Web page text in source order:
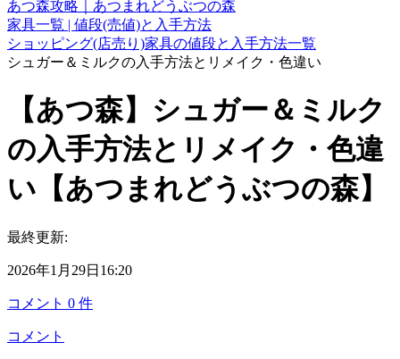
あつ森攻略｜あつまれどうぶつの森
家具一覧 | 値段(売値)と入手方法
ショッピング(店売り)家具の値段と入手方法一覧
シュガー＆ミルクの入手方法とリメイク・色違い
【あつ森】シュガー＆ミルク
の入手方法とリメイク・色違
い【あつまれどうぶつの森】
最終更新:
2026年1月29日16:20
コメント 0 件
コメント